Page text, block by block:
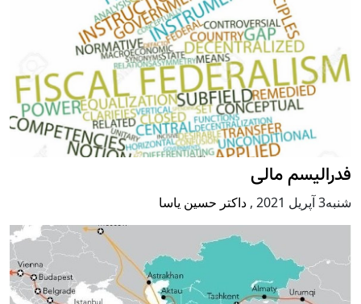
فدرالیسم مالی
شنبه3 آپریل 2021 , داکتر حسین یاسا